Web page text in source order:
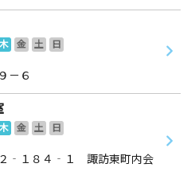
木 金 土
日
－６
木 金 土
日
２‐１８４‐１ 諏訪東町内会